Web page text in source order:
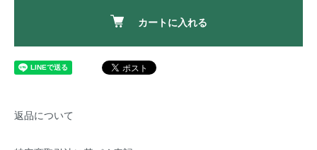
カートに入れる
返品について